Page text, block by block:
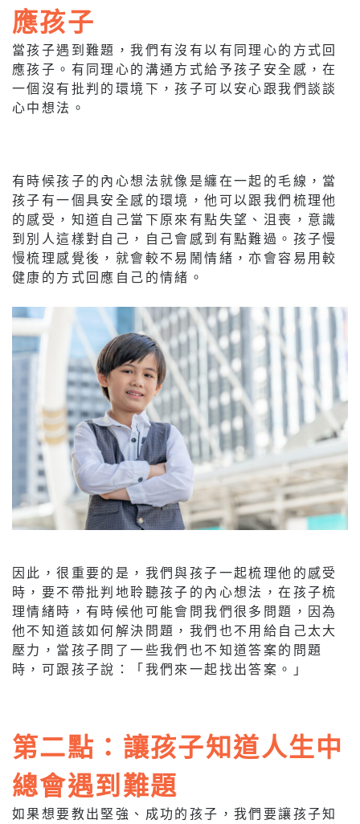
應孩子
當孩子遇到難題，我們有沒有以有同理心的方式回
應孩子。有同理心的溝通方式給予孩子安全感，在
一個沒有批判的環境下，孩子可以安心跟我們談談
心中想法。
有時候孩子的內心想法就像是纏在一起的毛線，當
孩子有一個具安全感的環境，他可以跟我們梳理他
的感受，知道自己當下原來有點失望、沮喪，意識
到別人這樣對自己，自己會感到有點難過。孩子慢
慢梳理感覺後，就會較不易鬧情緒，亦會容易用較
健康的方式回應自己的情緒。
因此，很重要的是，我們與孩子一起梳理他的感受
時，要不帶批判地聆聽孩子的內心想法，在孩子梳
理情緒時，有時候他可能會問我們很多問題，因為
他不知道該如何解決問題，我們也不用給自己太大
壓力，當孩子問了一些我們也不知道答案的問題
時，可跟孩子說：「我們來一起找出答案。」
第二點：讓孩子知道人生中
總會遇到難題
如果想要教出堅強、成功的孩子，我們要讓孩子知